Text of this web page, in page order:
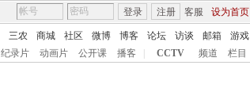
客服 设为首页
登录 注册
三农 商城 社区 微博 博客 论坛 访谈 邮箱
游戏
纪录片 动画片 公开课 播客 CCTV 频道 栏目